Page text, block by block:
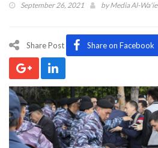
September 26, 2021 byMedia Al-Wa'ie
Share Post Share on Facebook